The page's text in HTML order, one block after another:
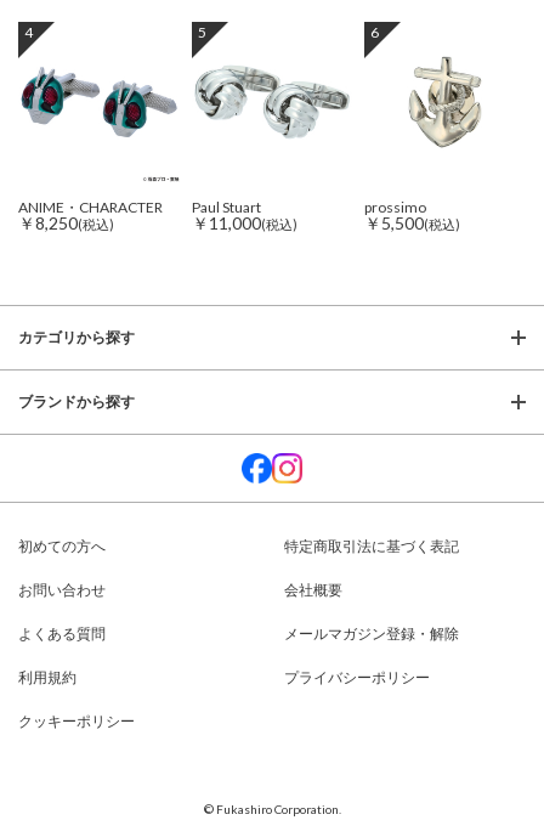
4
ANIME・CHARACTER
￥8,250(税込)
5
Paul Stuart
￥11,000(税込)
6
prossimo
￥5,500(税込)
カテゴリから探す
ブランドから探す
初めての方へ 特定商取引法に基づく表記
お問い合わせ 会社概要
よくある質問 メールマガジン登録・解除
利用規約 プライバシーポリシー
クッキーポリシー
© Fukashiro Corporation.